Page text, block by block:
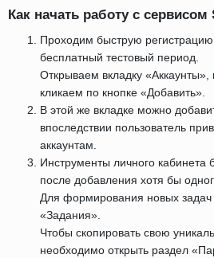
Как начать работу с
Проходим быструю
бесплатный тестовый период.
Открываем вкладку
кликаем по кнопке «Добавить».
В этой же вкладке можно
впоследствии пользователь
аккаунтам.
Инструменты личного кабинета
после добавления хотя бы
Для формирования новых задач
«Задания».
Чтобы скопировать свою
необходимо открыть раздел